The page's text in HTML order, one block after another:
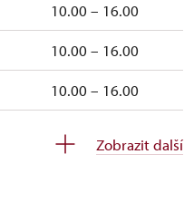
10.00 – 16.00
10.00 – 16.00
10.00 – 16.00
10.00 – 16.00
Zobrazit další